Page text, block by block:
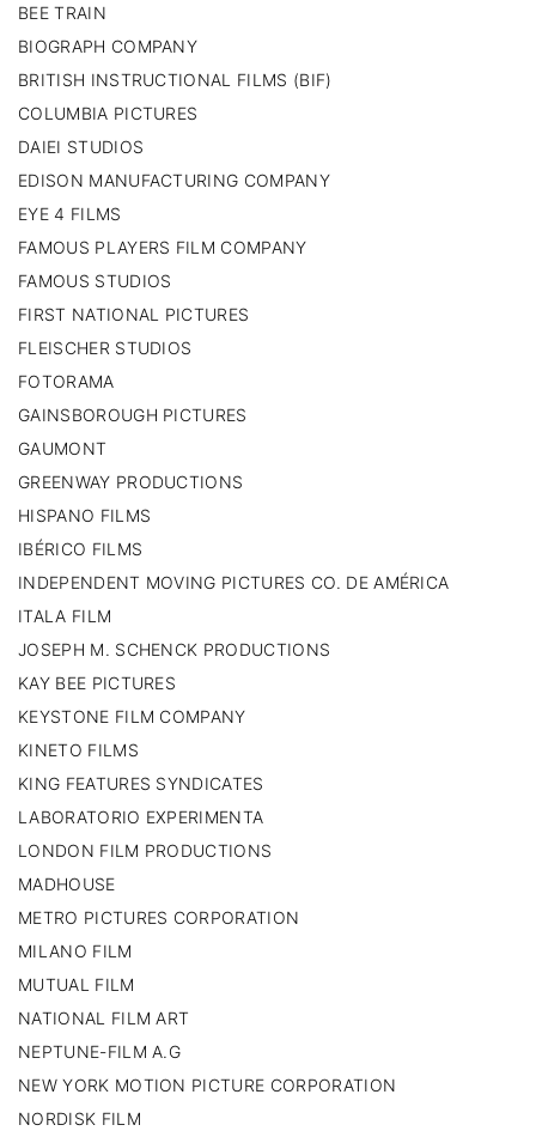
BEE TRAIN
BIOGRAPH COMPANY
BRITISH INSTRUCTIONAL FILMS (BIF)
COLUMBIA PICTURES
DAIEI STUDIOS
EDISON MANUFACTURING COMPANY
EYE 4 FILMS
FAMOUS PLAYERS FILM COMPANY
FAMOUS STUDIOS
FIRST NATIONAL PICTURES
FLEISCHER STUDIOS
FOTORAMA
GAINSBOROUGH PICTURES
GAUMONT
GREENWAY PRODUCTIONS
HISPANO FILMS
IBÉRICO FILMS
INDEPENDENT MOVING PICTURES CO. DE AMÉRICA
ITALA FILM
JOSEPH M. SCHENCK PRODUCTIONS
KAY BEE PICTURES
KEYSTONE FILM COMPANY
KINETO FILMS
KING FEATURES SYNDICATES
LABORATORIO EXPERIMENTA
LONDON FILM PRODUCTIONS
MADHOUSE
METRO PICTURES CORPORATION
MILANO FILM
MUTUAL FILM
NATIONAL FILM ART
NEPTUNE-FILM A.G
NEW YORK MOTION PICTURE CORPORATION
NORDISK FILM